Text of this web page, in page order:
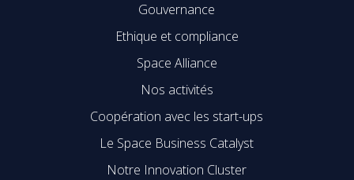
Gouvernance
Ethique et compliance
Space Alliance
Nos activités
Coopération avec les start-ups
Le Space Business Catalyst
Notre Innovation Cluster